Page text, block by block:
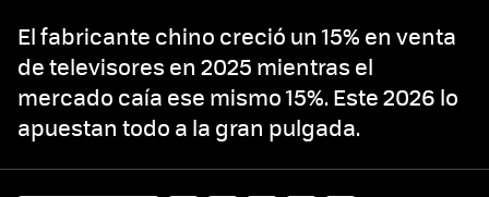
El fabricante chino creció un 15% en venta
de televisores en 2025 mientras el
mercado caía ese mismo 15%. Este 2026 lo
apuestan todo a la gran pulgada.